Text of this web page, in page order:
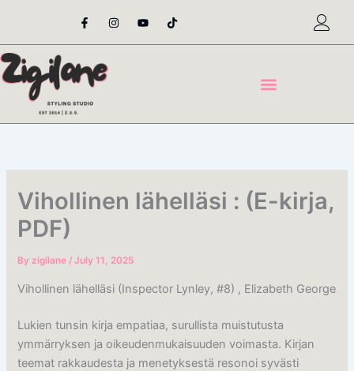
content
F
a
e
o
o
-
I
n
t
Y
o
t
T
i
t
Vihollinen lähelläsi : (E-kirja,
PDF)
Byzigilane/July 11, 2025
Vihollinen lähelläsi (Inspector Lynley, #8) , Elizabeth George
Lukien tunsin kirja empatiaa, surullista muistutusta
ymmärryksen ja oikeudenmukaisuuden voimasta. Kirjan
teemat rakkaudesta ja menetyksestä resonoi syvästi